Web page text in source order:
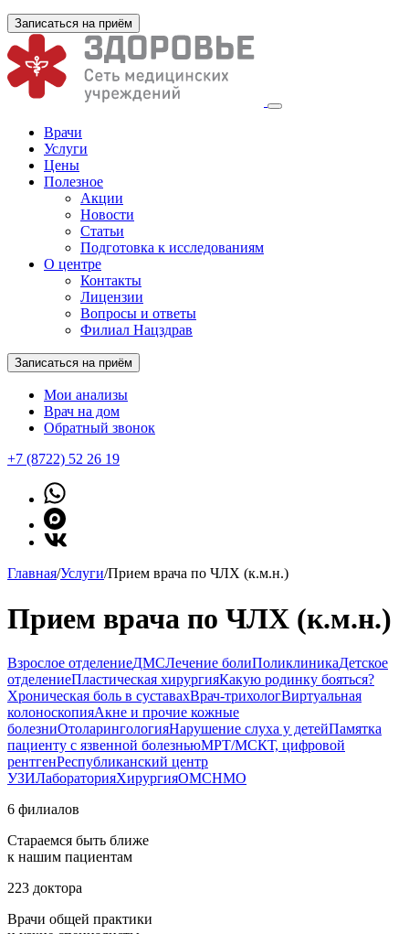
Записаться на приём
Врачи
Услуги
Цены
Полезное
Акции
Новости
Статьи
Подготовка к исследованиям
О центре
Контакты
Лицензии
Вопросы и ответы
Филиал Нацздрав
Записаться на приём
Мои анализы
Врач на дом
Обратный звонок
+7 (8722) 52 26 19
Главная/Услуги/Прием врача по ЧЛХ (к.м.н.)
Прием врача по ЧЛХ (к.м.н.)
Взрослое отделениеДМСЛечение болиПоликлиникаДетское
отделениеПластическая хирургияКакую родинку бояться?
Хроническая боль в суставахВрач-трихологВиртуальная
колоноскопияАкне и прочие кожные
болезниОтоларингологияНарушение слуха у детейПамятка
пациенту с язвенной болезньюМРТ/МСКТ, цифровой
рентгенРеспубликанский центр
УЗИЛабораторияХирургияОМСНМО
6 филиалов
Стараемся быть ближе
к нашим пациентам
223 доктора
Врачи общей практики